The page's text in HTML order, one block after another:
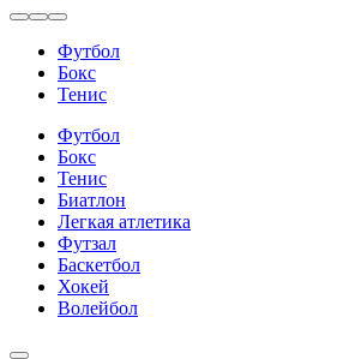
Футбол
Бокс
Тенис
Футбол
Бокс
Тенис
Биатлон
Легкая атлетика
Футзал
Баскетбол
Хокей
Волейбол